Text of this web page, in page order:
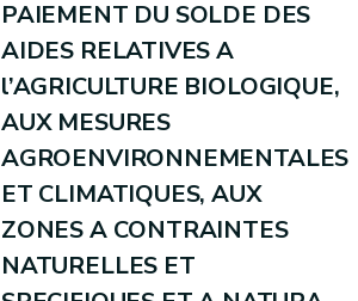
PAIEMENT DU SOLDE DES
AIDES RELATIVES A
l’AGRICULTURE BIOLOGIQUE,
AUX MESURES
AGROENVIRONNEMENTALES
ET CLIMATIQUES, AUX
ZONES A CONTRAINTES
NATURELLES ET